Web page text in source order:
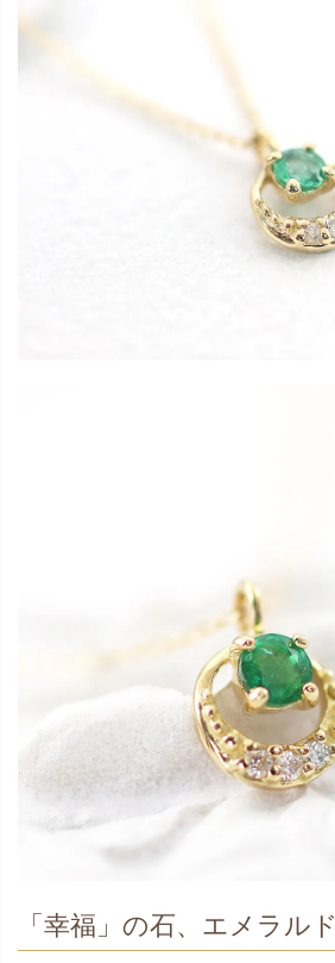
「幸福」の石、エメラルド